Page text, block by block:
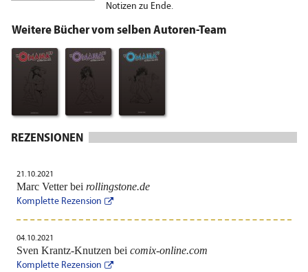
Notizen zu Ende.
Weitere Bücher vom selben Autoren-Team
REZENSIONEN
21.10.2021
Marc Vetter bei rollingstone.de
Komplette Rezension
04.10.2021
Sven Krantz-Knutzen bei comix-online.com
Komplette Rezension